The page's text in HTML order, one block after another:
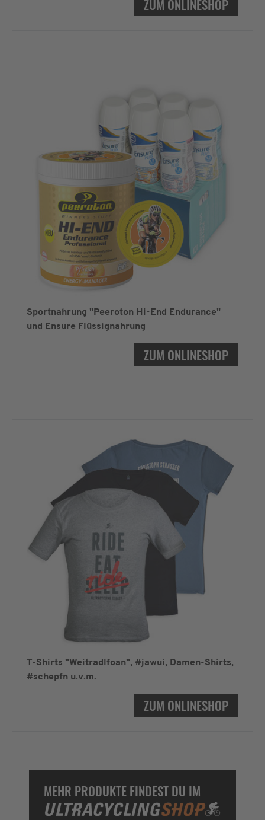
ZUM ONLINESHOP
Sportnahrung "Peeroton Hi-End Endurance"
und Ensure Flüssignahrung
ZUM ONLINESHOP
T-Shirts "Weitradlfoan", #jawui, Damen-Shirts,
#schepfn u.v.m.
ZUM ONLINESHOP
MEHR PRODUKTE FINDEST DU IM